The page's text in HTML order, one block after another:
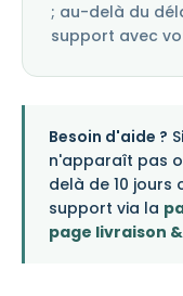
; au-delà du
support avec
Besoin d'aide ?
n'apparaît pas
delà de 10
support via la
page livraison